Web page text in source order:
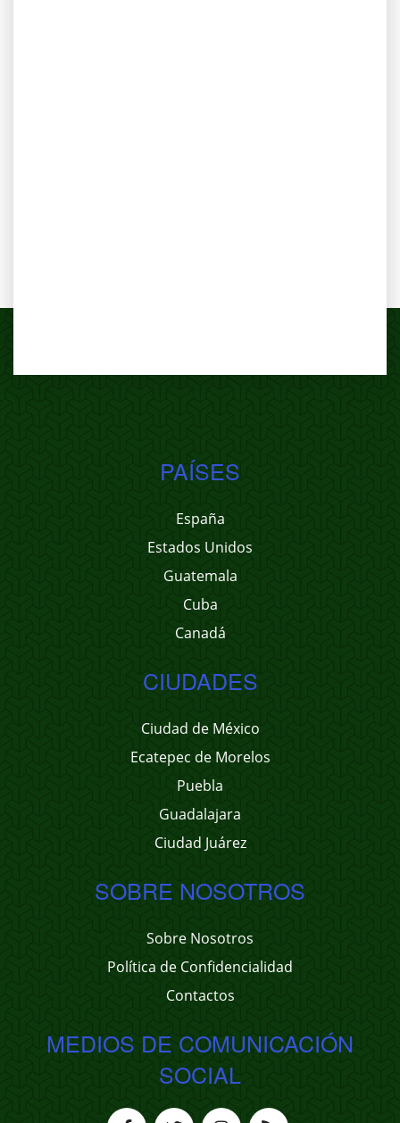
PAÍSES
España
Estados Unidos
Guatemala
Cuba
Canadá
CIUDADES
Ciudad de México
Ecatepec de Morelos
Puebla
Guadalajara
Ciudad Juárez
SOBRE NOSOTROS
Sobre Nosotros
Política de Confidencialidad
Contactos
MEDIOS DE COMUNICACIÓN
SOCIAL